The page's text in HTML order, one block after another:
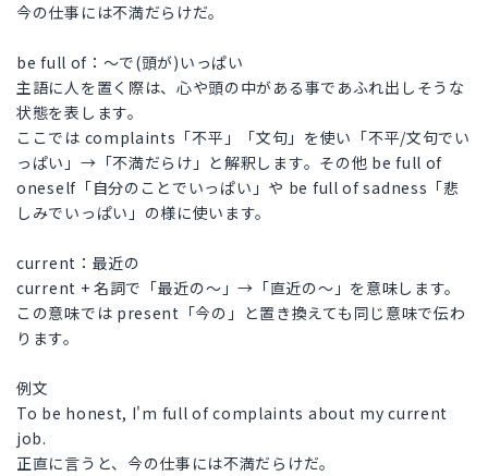
今の仕事には不満だらけだ。
be full of：～で(頭が)いっぱい
主語に人を置く際は、心や頭の中がある事であふれ出しそうな
状態を表します。
ここでは complaints「不平」「文句」を使い「不平/文句でい
っぱい」→「不満だらけ」と解釈します。その他 be full of
oneself「自分のことでいっぱい」や be full of sadness「悲
しみでいっぱい」の様に使います。
current：最近の
current + 名詞で「最近の～」→「直近の～」を意味します。
この意味では present「今の」と置き換えても同じ意味で伝わ
ります。
例文
To be honest, I'm full of complaints about my current
job.
正直に言うと、今の仕事には不満だらけだ。